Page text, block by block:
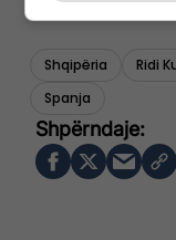
Shqipëria Ridi
Spanja